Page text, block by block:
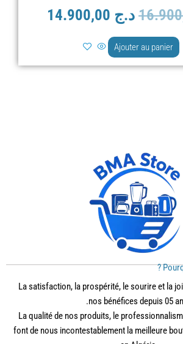
د.ج
Ajouter au panier
La satisfaction, la prospérité, le sourire et la
nos bénéfices depuis 05
La qualité de nos produits, le
font de nous incontestablement la meilleure